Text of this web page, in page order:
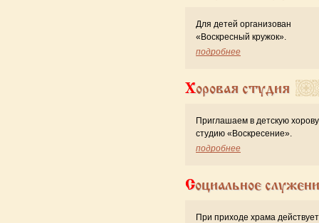
Для детей организован
«Воскресный кружок».
подробнее
Хоровая студия
Приглашаем в детскую
студию «Воскресение».
подробнее
Социальное
При приходе храма действует